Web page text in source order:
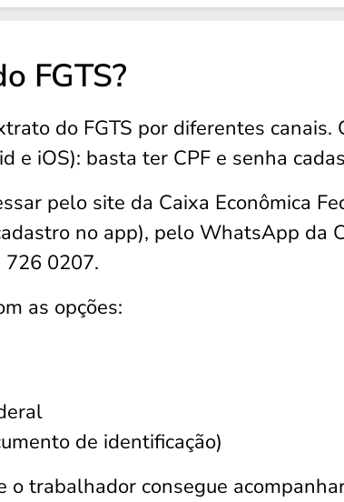
FGTS?
do FGTS por diferentes canais.
e iOS): basta ter CPF e senha
pelo site da Caixa Econômica
no app), pelo WhatsApp da
0207.
as opções:
de identificação)
o trabalhador consegue